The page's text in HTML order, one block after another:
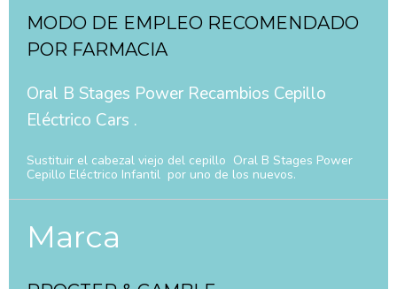
MODO DE EMPLEO RECOMENDADO
POR FARMACIA
Oral B Stages Power Recambios Cepillo
Eléctrico Cars .
Sustituir el cabezal viejo del cepillo Oral B Stages Power
Cepillo Eléctrico Infantil por uno de los nuevos.
Marca